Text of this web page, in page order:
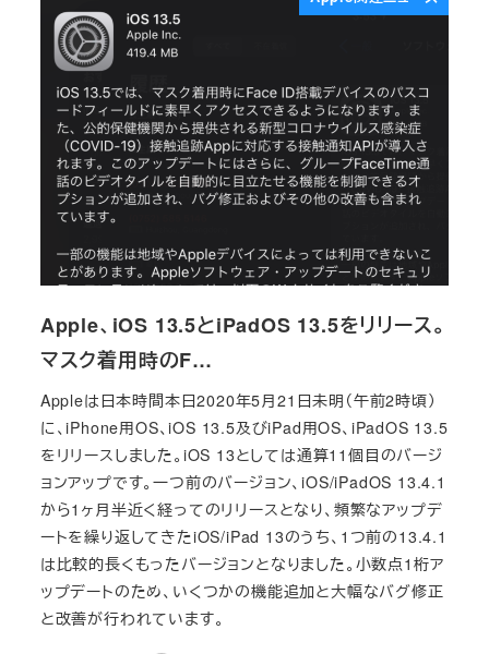
Apple、iOS 13.5とiPadOS 13.5をリリース。
マスク着用時のF…
Appleは日本時間本日2020年5月21日未明（午前2時頃）
に、iPhone用OS、iOS 13.5及びiPad用OS、iPadOS 13.5
をリリースしました。iOS 13としては通算11個目のバージ
ョンアップです。一つ前のバージョン、iOS/iPadOS 13.4.1
から1ヶ月半近く経ってのリリースとなり、頻繁なアップデ
ートを繰り返してきたiOS/iPad 13のうち、1つ前の13.4.1
は比較的長くもったバージョンとなりました。小数点1桁ア
ップデートのため、いくつかの機能追加と大幅なバグ修正
と改善が行われています。